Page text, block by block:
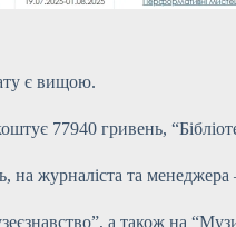
є вищою.
77940 гривень,
на журналіста та менеджера
а також на